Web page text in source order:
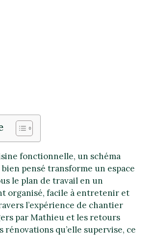
fonctionnelle, un schéma
bien pensé transforme un espace
le plan de travail en un
organisé, facile à entretenir et
l’expérience de chantier
par Mathieu et les retours
rénovations qu’elle supervise, ce